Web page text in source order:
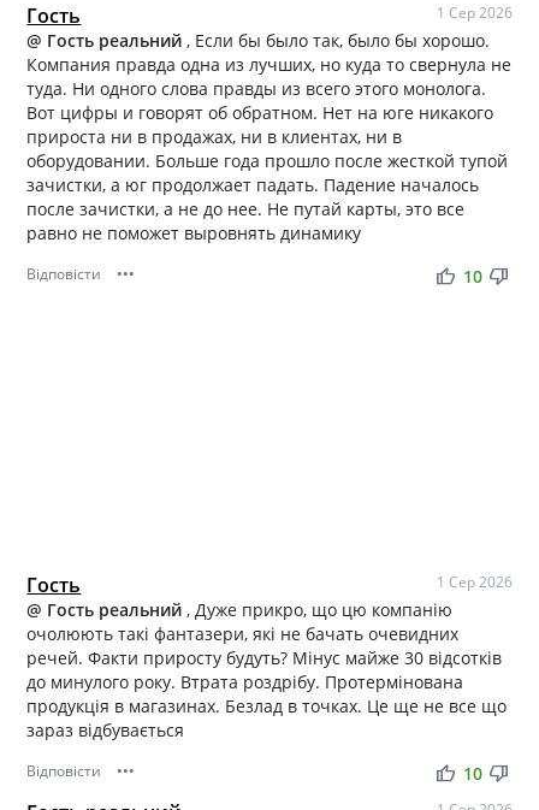
Гость 1 Сер 2026
@ Гость реальний, Если бы было так, было бы хорошо.
Компания правда одна из лучших, но куда то свернула не
туда. Ни одного слова правды из всего этого монолога.
Вот цифры и говорят об обратном. Нет на юге никакого
прироста ни в продажах, ни в клиентах, ни в
оборудовании. Больше года прошло после жесткой тупой
зачистки, а юг продолжает падать. Падение началось
после зачистки, а не до нее. Не путай карты, это все
равно не поможет выровнять динамику
Відповісти ••• thumb_up thumb_down
10
Гость 1 Сер 2026
@ Гость реальний, Дуже прикро, що цю компанію
очолюють такі фантазери, які не бачать очевидних
речей. Факти приросту будуть? Мінус майже 30 відсотків
до минулого року. Втрата роздрібу. Протермінована
продукція в магазинах. Безлад в точках. Це ще не все що
зараз відбувається
Відповісти ••• thumb_up thumb_down
10